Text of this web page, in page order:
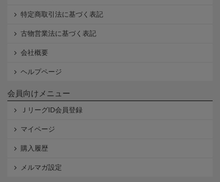
特定商取引法に基づく表記
古物営業法に基づく表記
会社概要
ヘルプページ
会員向けメニュー
ＪリーグID会員登録
マイページ
購入履歴
メルマガ設定